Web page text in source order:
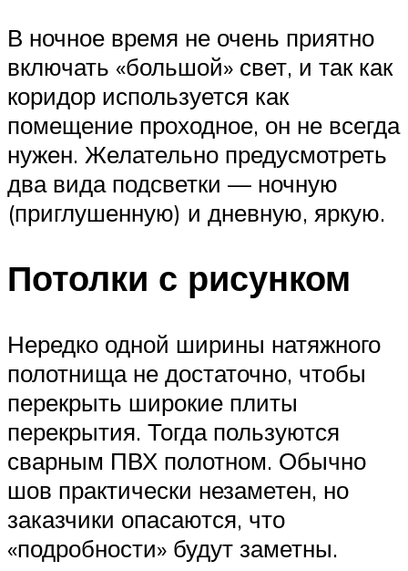
В ночное время не очень приятно
включать «большой» свет, и так как
коридор используется как
помещение проходное, он не всегда
нужен. Желательно предусмотреть
два вида подсветки — ночную
(приглушенную) и дневную, яркую.
Потолки с рисунком
Нередко одной ширины натяжного
полотнища не достаточно, чтобы
перекрыть широкие плиты
перекрытия. Тогда пользуются
сварным ПВХ полотном. Обычно
шов практически незаметен, но
заказчики опасаются, что
«подробности» будут заметны.